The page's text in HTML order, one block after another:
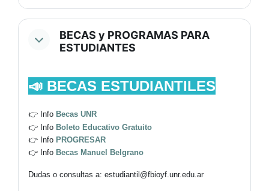
BECAS y PROGRAMAS PARA
ESTUDIANTES
📣 BECAS ESTUDIANTILES
👉 Info Becas UNR
👉 Info Boleto Educativo Gratuito
👉 Info PROGRESAR
👉 Info Becas Manuel Belgrano
Dudas o consultas a: estudiantil@fbioyf.unr.edu.ar